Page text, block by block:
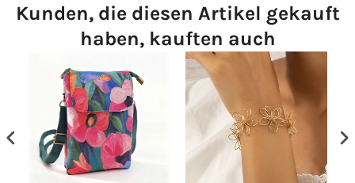
Kunden, die diesen Artikel gekauft
haben, kauften auch